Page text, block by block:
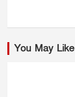
You May Like